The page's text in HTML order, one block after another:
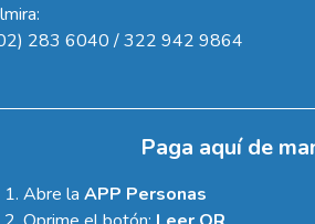
283 6040 / 322 942 9864
Paga aquí de
Abre la APP Personas